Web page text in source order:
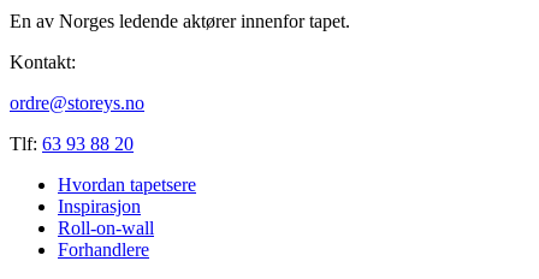
En av Norges ledende aktører innenfor tapet.
Kontakt:
ordre@storeys.no
Tlf: 63 93 88 20
Hvordan tapetsere
Inspirasjon
Roll-on-wall
Forhandlere